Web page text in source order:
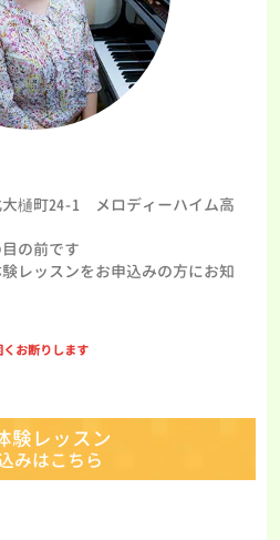
大樋町24-1 メロディーハイム高
の前です
レッスンをお申込みの方にお知
お断りします
験レッスン
みはこちら